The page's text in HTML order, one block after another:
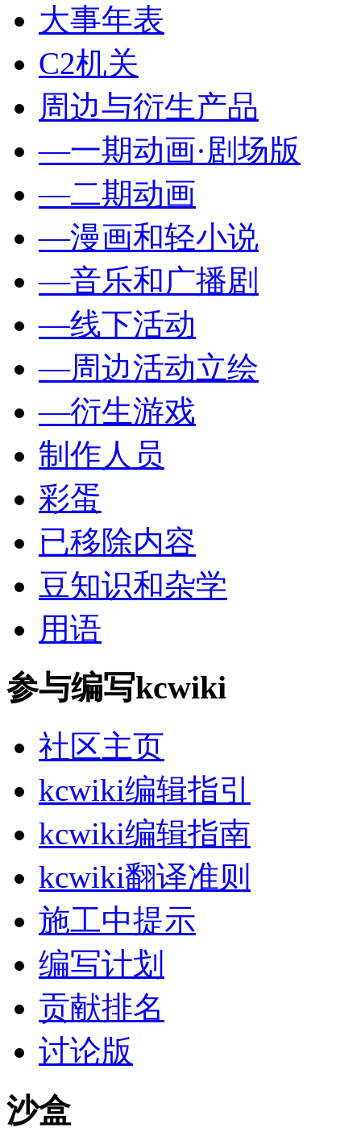
大事年表
C2机关
周边与衍生产品
—一期动画·剧场版
—二期动画
—漫画和轻小说
—音乐和广播剧
—线下活动
—周边活动立绘
—衍生游戏
制作人员
彩蛋
已移除内容
豆知识和杂学
用语
参与编写kcwiki
社区主页
kcwiki编辑指引
kcwiki编辑指南
kcwiki翻译准则
施工中提示
编写计划
贡献排名
讨论版
沙盒